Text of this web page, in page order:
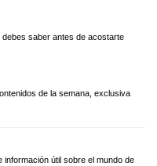
saber antes de acostarte
de la semana, exclusiva
útil sobre el mundo de